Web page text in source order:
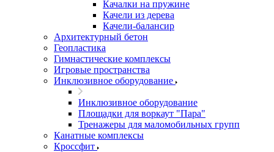
Качалки на пружине
Качели из дерева
Качели-балансир
Архитектурный бетон
Геопластика
Гимнастические комплексы
Игровые пространства
Инклюзивное оборудование
Инклюзивное оборудование
Площадки для воркаут "Пара"
Тренажеры для маломобильных групп
Канатные комплексы
Кроссфит